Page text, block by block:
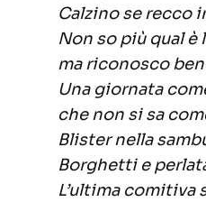
Calzino se recco
Non so più qual è
ma riconosco
Una giornata
che non si sa
Blister nella
Borghetti e
L’ultima comitiva